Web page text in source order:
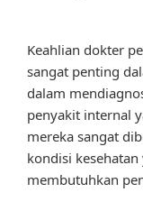
Keahlian dokter
sangat penting
dalam
penyakit internal
mereka sangat
kondisi
membutuhkan